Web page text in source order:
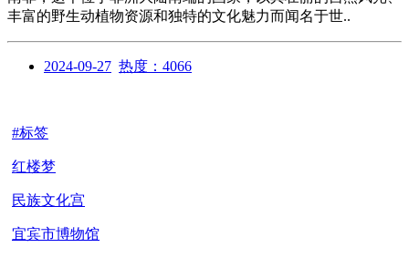
丰富的野生动植物资源和独特的文化魅力而闻名于世..
2024-09-27 热度：4066
#标签
红楼梦
民族文化宫
宜宾市博物馆